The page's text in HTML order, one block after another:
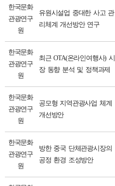
한국문화
관광연구
원
유원시설업 중대한 사고 관
리체계 개선방안 연구
한국문화
관광연구
원
최근 OTA(온라인여행사) 시
장 동향 분석 및 정책과제
한국문화
관광연구
원
공모형 지역관광사업 체계
개선방안
한국문화
관광연구
원
방한 중국 단체관광시장의
공정 환경 조성방안